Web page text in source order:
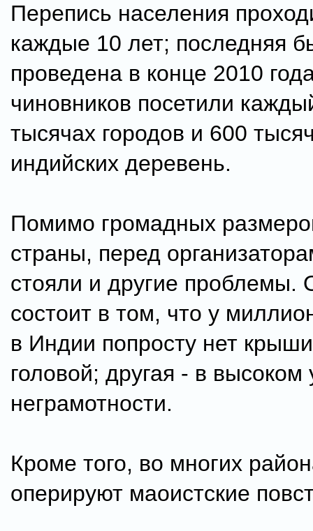
Перепись населения
каждые 10 лет; последняя
проведена в конце 2010
чиновников посетили
тысячах городов и 600
индийских деревень.
Помимо громадных
страны, перед
стояли и другие проблемы.
состоит в том, что у
в Индии попросту нет
головой; другая - в высоком
неграмотности.
Кроме того, во многих
оперируют маоистские